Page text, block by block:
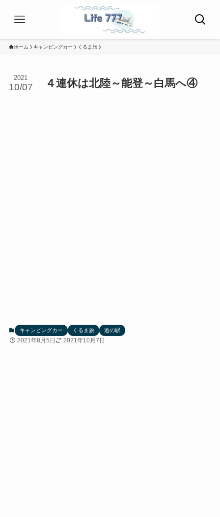
ホーム キャンピングカー くるま旅
４連休は北陸～能登～白馬へ④
2021
10/07
キャンピングカー くるま旅 道の駅
2021年8月5日 2021年10月7日